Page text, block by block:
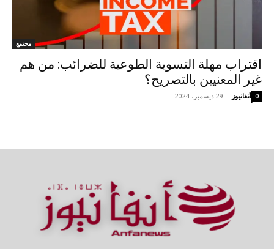
مجتمع
اقتراب مهلة التسوية الطوعية للضرائب: من هم
غير المعنيين بالتصريح؟
آنفانيوز - 29 ديسمبر، 2024 0